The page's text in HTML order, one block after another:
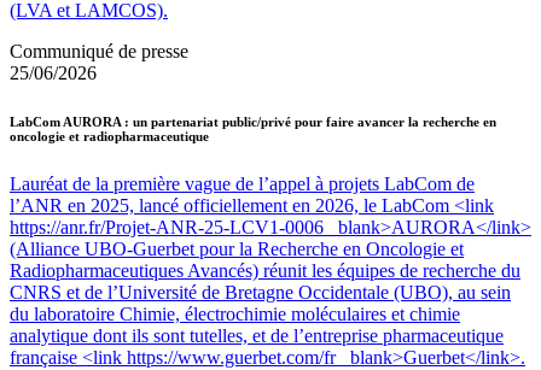
(LVA et LAMCOS).
Communiqué de presse
25/06/2026
LabCom AURORA : un partenariat public/privé pour faire avancer la recherche en
oncologie et radiopharmaceutique
Lauréat de la première vague de l’appel à projets LabCom de
l’ANR en 2025, lancé officiellement en 2026, le LabCom <link
https://anr.fr/Projet-ANR-25-LCV1-0006 _blank>AURORA</link>
(Alliance UBO-Guerbet pour la Recherche en Oncologie et
Radiopharmaceutiques Avancés) réunit les équipes de recherche du
CNRS et de l’Université de Bretagne Occidentale (UBO), au sein
du laboratoire Chimie, électrochimie moléculaires et chimie
analytique dont ils sont tutelles, et de l’entreprise pharmaceutique
française <link https://www.guerbet.com/fr _blank>Guerbet</link>.